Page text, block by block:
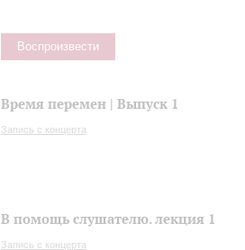
Воспроизвести
Время перемен | Выпуск 1
Запись с концерта
В помощь слушателю. лекция 1
Запись с концерта